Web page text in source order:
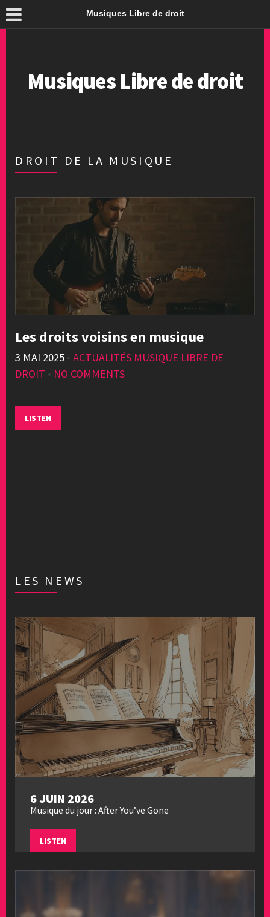
Musiques Libre de droit
Musiques Libre de droit
DROIT DE LA MUSIQUE
Les droits voisins en musique
3 MAI 2025 • ACTUALITÉS MUSIQUE LIBRE DE
DROIT • NO COMMENTS
LISTEN
LES NEWS
6 JUIN 2026
Musique du jour : After You’ve Gone
LISTEN